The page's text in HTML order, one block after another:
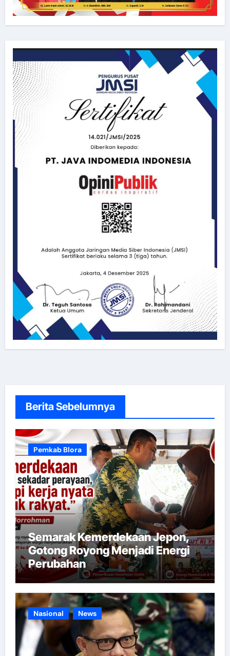
Berita Sebelumnya
Pemkab Blora
Semarak Kemerdekaan Jepon,
Gotong Royong Menjadi Energi
Perubahan
Nasional News